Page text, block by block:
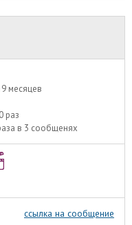
месяцев
0 раз
в 3 сообщенях
ссылка на сообщение